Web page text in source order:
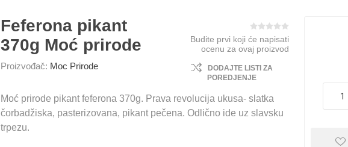
Feferona pikant
370g Moć prirode
Proizvođač: Moc Prirode
Budite prvi koji će napisati
ocenu za ovaj proizvod
DODAJTE LISTI ZA
POREDJENJE
Moć prirode pikant feferona 370g. Prava revolucija ukusa- slatka
čorbadžiska, pasterizovana, pikant pečena. Odlično ide uz slavsku
trpezu.